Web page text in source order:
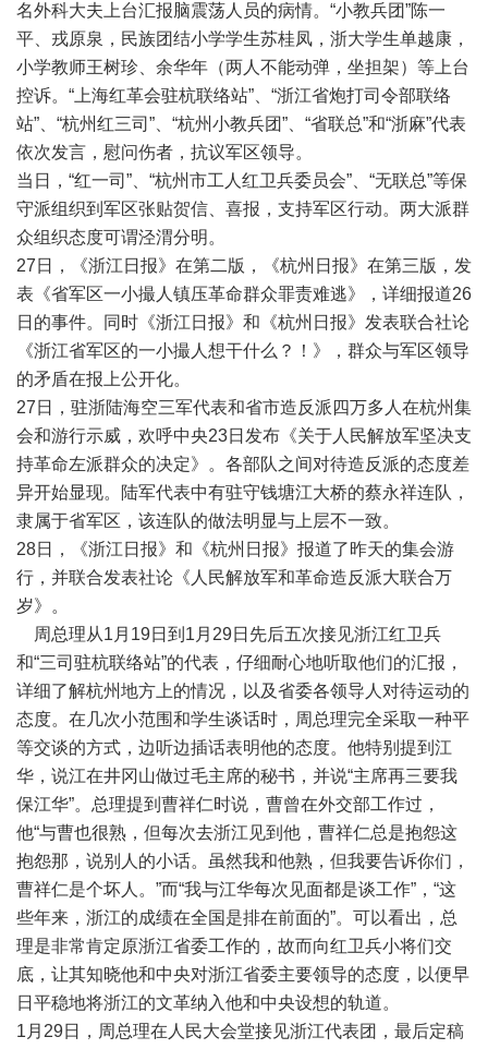
名外科大夫上台汇报脑震荡人员的病情。“小教兵团”陈一
平、戎原泉，民族团结小学学生苏桂凤，浙大学生单越康，
小学教师王树珍、余华年（两人不能动弹，坐担架）等上台
控诉。“上海红革会驻杭联络站”、“浙江省炮打司令部联络
站”、“杭州红三司”、“杭州小教兵团”、“省联总”和“浙麻”代表
依次发言，慰问伤者，抗议军区领导。
当日，“红一司”、“杭州市工人红卫兵委员会”、“无联总”等保
守派组织到军区张贴贺信、喜报，支持军区行动。两大派群
众组织态度可谓泾渭分明。
27日，《浙江日报》在第二版，《杭州日报》在第三版，发
表《省军区一小撮人镇压革命群众罪责难逃》，详细报道26
日的事件。同时《浙江日报》和《杭州日报》发表联合社论
《浙江省军区的一小撮人想干什么？！》，群众与军区领导
的矛盾在报上公开化。
27日，驻浙陆海空三军代表和省市造反派四万多人在杭州集
会和游行示威，欢呼中央23日发布《关于人民解放军坚决支
持革命左派群众的决定》。各部队之间对待造反派的态度差
异开始显现。陆军代表中有驻守钱塘江大桥的蔡永祥连队，
隶属于省军区，该连队的做法明显与上层不一致。
28日，《浙江日报》和《杭州日报》报道了昨天的集会游
行，并联合发表社论《人民解放军和革命造反派大联合万
岁》。
周总理从1月19日到1月29日先后五次接见浙江红卫兵
和“三司驻杭联络站”的代表，仔细耐心地听取他们的汇报，
详细了解杭州地方上的情况，以及省委各领导人对待运动的
态度。在几次小范围和学生谈话时，周总理完全采取一种平
等交谈的方式，边听边插话表明他的态度。他特别提到江
华，说江在井冈山做过毛主席的秘书，并说“主席再三要我
保江华”。总理提到曹祥仁时说，曹曾在外交部工作过，
他“与曹也很熟，但每次去浙江见到他，曹祥仁总是抱怨这
抱怨那，说别人的小话。虽然我和他熟，但我要告诉你们，
曹祥仁是个坏人。”而“我与江华每次见面都是谈工作”，“这
些年来，浙江的成绩在全国是排在前面的”。可以看出，总
理是非常肯定原浙江省委工作的，故而向红卫兵小将们交
底，让其知晓他和中央对浙江省委主要领导的态度，以便早
日平稳地将浙江的文革纳入他和中央设想的轨道。
1月29日，周总理在人民大会堂接见浙江代表团，最后定稿